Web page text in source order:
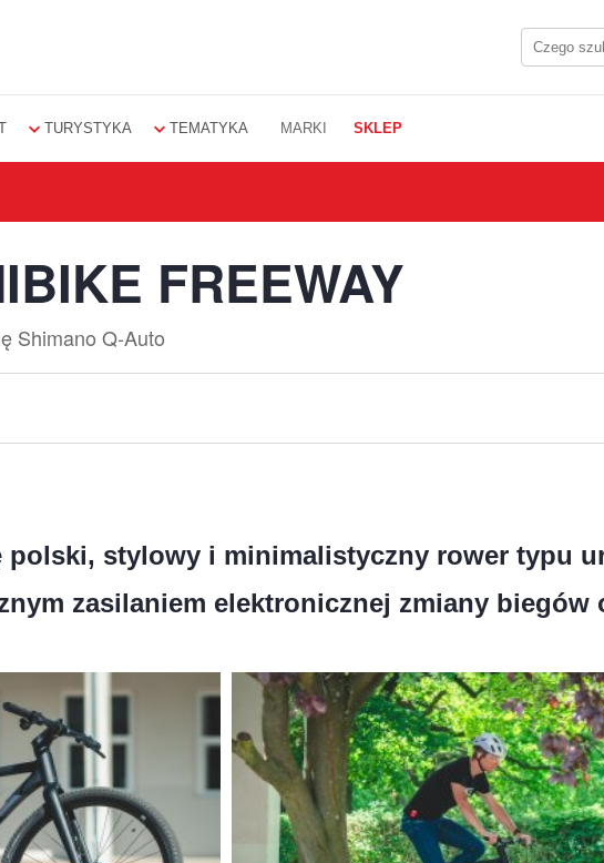
TURYSTYKA TEMATYKA MARKI SKLEP
FREEWAY
Shimano Q-Auto
polski, stylowy i minimalistyczny rower typu
zasilaniem elektronicznej zmiany biegów